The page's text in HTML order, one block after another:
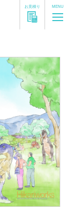
お見積り MENU